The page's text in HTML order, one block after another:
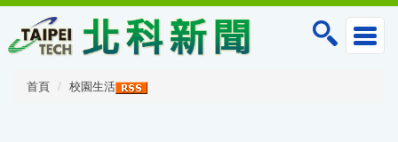
主
首頁 校園生活